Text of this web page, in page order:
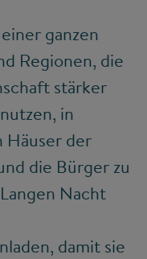
ganzen
Regionen, die
stärker
in
Häuser der
die Bürger zu
Nacht
damit sie